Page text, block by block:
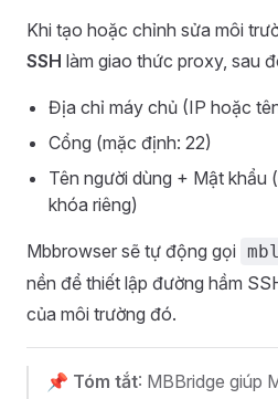
Khi tạo hoặc chỉnh sửa môi
SSH làm giao thức proxy, sau
Địa chỉ máy chủ (IP hoặc
Cổng (mặc định: 22)
Tên người dùng + Mật khẩu
khóa riêng)
Mbbrowser sẽ tự động gọi
nền để thiết lập đường hầm
của môi trường đó.
📌 Tóm tắt: MBBridge giúp